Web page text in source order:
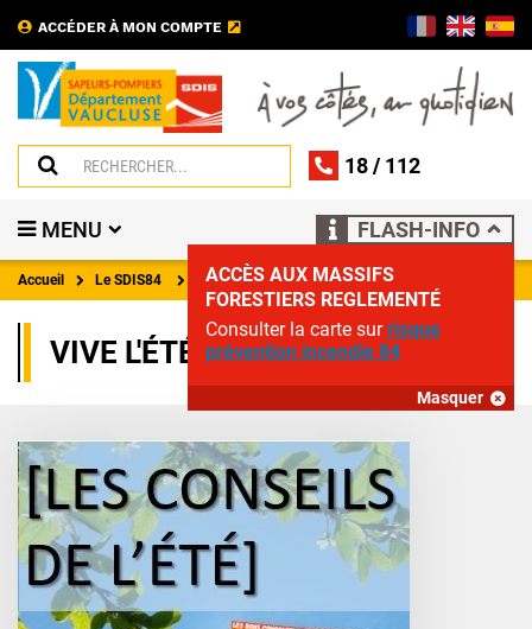
ACCÉDER À MON COMPTE
18/ 112
MENU FLASH-INFO
ACCÈS AUX MASSIFS
FORESTIERS REGLEMENTÉ
Consulter la carte surrisque
prévention incendie 84
Masquer
Accueil Le SDIS84 Actualités
VIVE L'ÉTÉ, EN TOUTE SÉCURITÉ